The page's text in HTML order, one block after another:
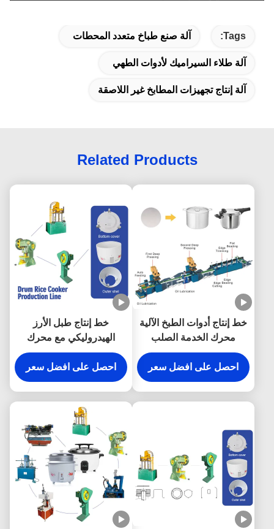
Tags: آلة صنع طباخ متعدد المحطات
آلة طلاء السيراميك لأدوات الطهي
آلة إنتاج تجهيزات المطابخ غير اللاصقة
Related Products
خط إنتاج أدوات الطبخ الآلية
محرك الخدمة الصلب
المقاوم للصدأ حاوية صنع آلة
الطباخ الضغط خط إنتاج
احصل على افضل سعر
خط إنتاج طبل الأرز
الهيدروليكي مع محرك
مؤازر متعدد الوظائف
احصل على افضل سعر